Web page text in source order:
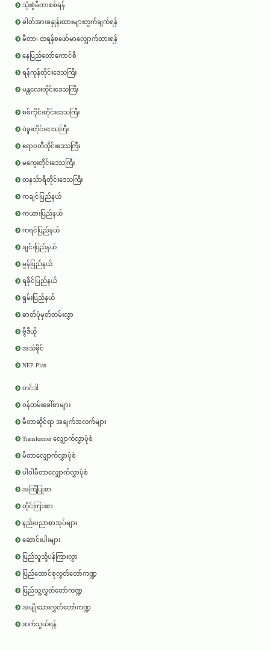
သုံးစွဲမီတာစစ်ရန်
ဓါတ်အားခနှုန်းထားများတွက်ချက်ရန်
မီတာ၊ ထရန်စဖော်မာလျှောက်ထားရန်
နေပြည်တော်ကောင်စီ
ရန်ကုန်တိုင်းဒေသကြီး
မန္တလေးတိုင်းဒေသကြီး
စစ်ကိုင်းတိုင်းဒေသကြီး
ပဲခူးတိုင်းဒေသကြီး
ဧရာ၀တီတိုင်းဒေသကြီး
မကွေးတိုင်းဒေသကြီး
တနင်္သာရီတိုင်းဒေသကြီး
ကချင်ပြည်နယ်
ကယားပြည်နယ်
ကရင်ပြည်နယ်
ချင်းပြည်နယ်
မွန်ပြည်နယ်
ရခိုင်ပြည်နယ်
ရှမ်းပြည်နယ်
ဓာတ်ပုံမှတ်တမ်းလွှာ
ဗွီဒီယို
အသံဖိုင်
NEP Plan
တင်ဒါ
ဝန်ထမ်းခေါ်စာများ
မီတာဆိုင်ရာ အချက်အလက်များ
Transformer လျှောက်လွှာပုံစံ
မီတာလျှောက်လွှာပုံစံ
ပါဝါမီတာလျှောက်လွှာပုံစံ
အကြံပြုစာ
တိုင်ကြားစာ
နည်းပညာစာအုပ်များ
ဆောင်းပါးများ
ပြည်သူသို့ပန်ကြားလွှာ
ပြည်ထောင်စုလွှတ်တော်ကဏ္ဍ
ပြည်သူ့လွှတ်တော်ကဏ္ဍ
အမျိုးသားလွှတ်တော်ကဏ္ဍ
ဆက်သွယ်ရန်